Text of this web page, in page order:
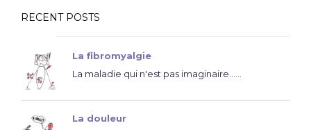
RECENT POSTS
La fibromyalgie
La maladie qui n'est pas imaginaire......
La douleur